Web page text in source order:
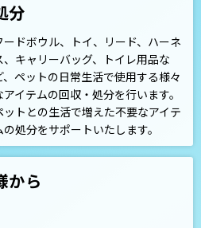
分
ードボウル、トイ、リード、ハーネ
、キャリーバッグ、トイレ用品な
、ペットの日常生活で使用する様々
アイテムの回収・処分を行います。
ットとの生活で増えた不要なアイテ
の処分をサポートいたします。
から